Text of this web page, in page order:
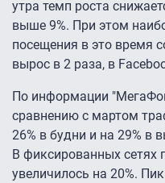
утра темп роста
выше 9%. При этом
посещения в это время
вырос в 2 раза, в
По информации
сравнению с мартом
26% в будни и на 29% в
В фиксированных сетях
увеличилось на 20%.